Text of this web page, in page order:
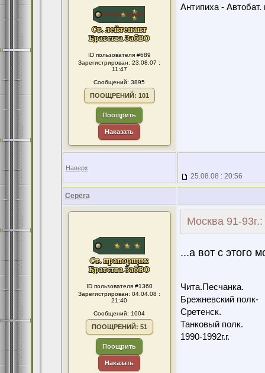
ID пользователя #689
Зарегистрирован: 23.08.07 :
11:47
Сообщений: 3895
ПООЩРЕНИЙ: 101
Поощрить
Наказать
Антипиха - Автобат.
Наверх
25.08.08 : 20:56
Серёга
ID пользователя #1360
Зарегистрирован: 04.04.08 :
21:40
Сообщений: 1004
ПООЩРЕНИЙ: 51
Поощрить
Наказать
Москва 91-
...а вот с этого
Чита.Песчанка.
Брежневский полк-
Сретенск.
Танковый полк.
1990-1992г.г.